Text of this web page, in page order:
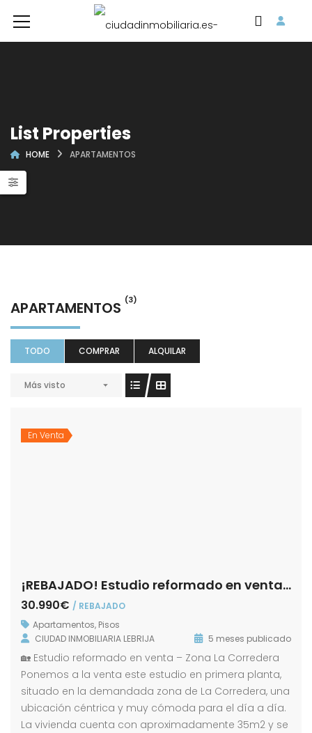
List Properties
HOME APARTAMENTOS
APARTAMENTOS (3)
TODO COMPRAR ALQUILAR
Más visto
En Venta
¡REBAJADO! Estudio reformado en venta – Zona La Corredera
30.990€ / REBAJADO
Apartamentos, Pisos
CIUDAD INMOBILIARIA LEBRIJA
5 meses publicado
🏡 Estudio reformado en venta – Zona La Corredera
Ponemos a la venta este estudio en primera planta,
situado en la demandada zona de La Corredera, una
ubicación céntrica y muy cómoda para el día a día.
La vivienda cuenta con aproximadamente 35m2 y se